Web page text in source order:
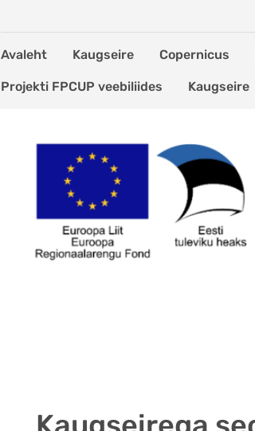
Avaleht Kaugseire Copernicus
Projekti FPCUP veebiliides Kaugseire